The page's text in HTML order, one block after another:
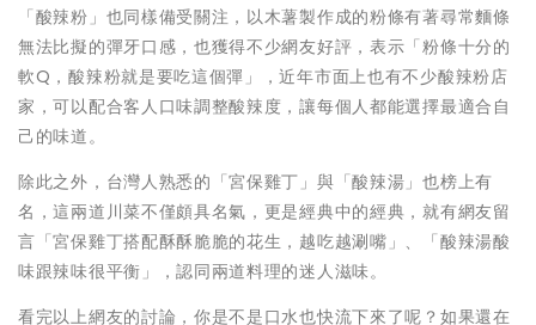
「酸辣粉」也同樣備受關注，以木薯製作成的粉條有著尋常麵條
無法比擬的彈牙口感，也獲得不少網友好評，表示「粉條十分的
軟Q，酸辣粉就是要吃這個彈」，近年市面上也有不少酸辣粉店
家，可以配合客人口味調整酸辣度，讓每個人都能選擇最適合自
己的味道。
除此之外，台灣人熟悉的「宮保雞丁」與「酸辣湯」也榜上有
名，這兩道川菜不僅頗具名氣，更是經典中的經典，就有網友留
言「宮保雞丁搭配酥酥脆脆的花生，越吃越涮嘴」、「酸辣湯酸
味跟辣味很平衡」，認同兩道料理的迷人滋味。
看完以上網友的討論，你是不是口水也快流下來了呢？如果還在